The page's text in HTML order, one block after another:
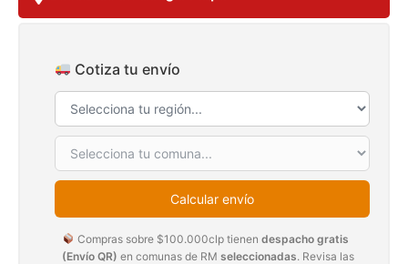
Cotiza tu envío
Calcular envío
Compras sobre $100.000clp tienen despacho gratis
(Envío QR) en comunas de RM seleccionadas. Revisa las
Leer más
30%